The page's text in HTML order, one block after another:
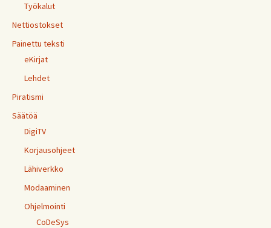
Työkalut
Nettiostokset
Painettu teksti
eKirjat
Lehdet
Piratismi
Säätöä
DigiTV
Korjausohjeet
Lähiverkko
Modaaminen
Ohjelmointi
CoDeSys